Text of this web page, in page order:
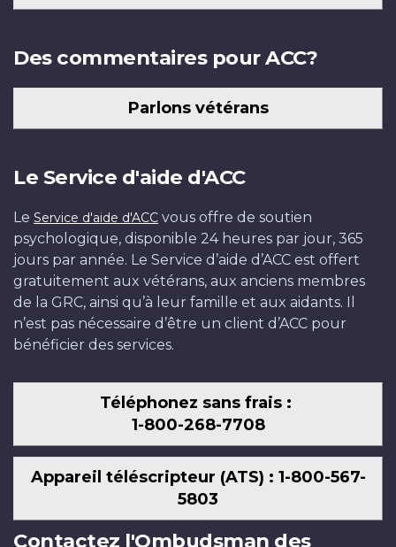
Des commentaires pour ACC?
Parlons vétérans
Le Service d'aide d'ACC
Le Service d'aide d'ACC vous offre de soutien
psychologique, disponible 24 heures par jour, 365
jours par année. Le Service d’aide d’ACC est offert
gratuitement aux vétérans, aux anciens membres
de la GRC, ainsi qu’à leur famille et aux aidants. Il
n’est pas nécessaire d’être un client d’ACC pour
bénéficier des services.
Téléphonez sans frais :
1-800-268-7708
Appareil téléscripteur (ATS) : 1-800-567-
5803
Contactez l'Ombudsman des